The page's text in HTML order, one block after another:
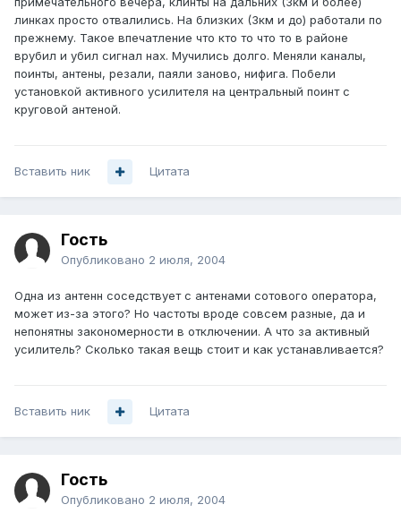
линках просто отвалились. На близких (3км и до) работали по
прежнему. Такое впечатление что кто то что то в районе
врубил и убил сигнал нах. Мучились долго. Меняли каналы,
поинты, антены, резали, паяли заново, нифига. Побели
установкой активного усилителя на центральный поинт с
круговой антеной.
Вставить ник Цитата
Гость
Опубликовано 2 июля, 2004
Одна из антенн соседствует с антенами сотового оператора,
может из-за этого? Но частоты вроде совсем разные, да и
непонятны закономерности в отключении. А что за активный
усилитель? Сколько такая вещь стоит и как устанавливается?
Вставить ник Цитата
Гость
Опубликовано 2 июля, 2004